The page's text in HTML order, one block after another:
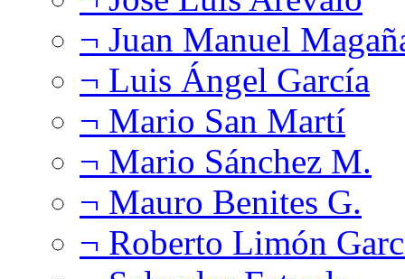
¬ Juan Manuel
¬ Luis Ángel García
¬ Mario San Martí
¬ Mario Sánchez M.
¬ Mauro Benites G.
¬ Roberto Limón